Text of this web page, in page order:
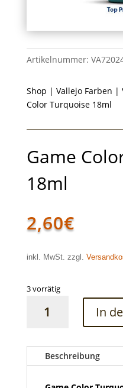
Artikelnummer:
Shop | Vallejo Farben |
Color Turquoise 18ml
Game
18ml
2,60€
inkl. MwSt. zzgl.
3 vorrätig
Color
Menge
In
Beschreibung